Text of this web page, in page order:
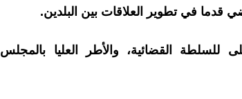
قدما في تطوير العلاقات بين البلدين.
القضائية، والأطر العليا بالمجلس